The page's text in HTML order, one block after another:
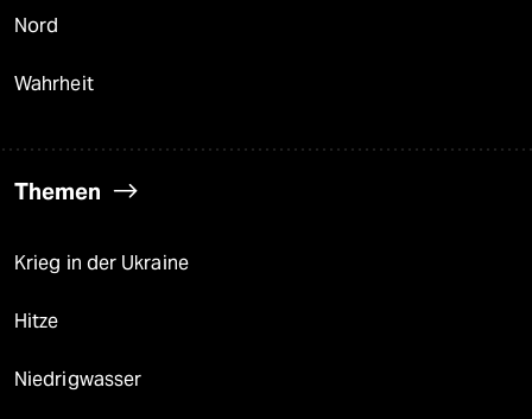
Nord
Wahrheit
Themen
Krieg in der Ukraine
Hitze
Niedrigwasser